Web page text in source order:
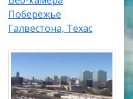
Побережье
Галвестона, Техас